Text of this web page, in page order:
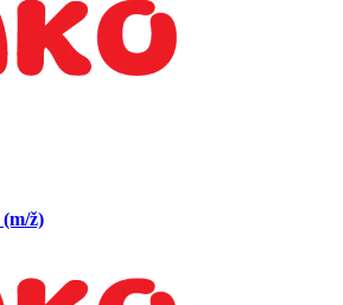
(m/ž)